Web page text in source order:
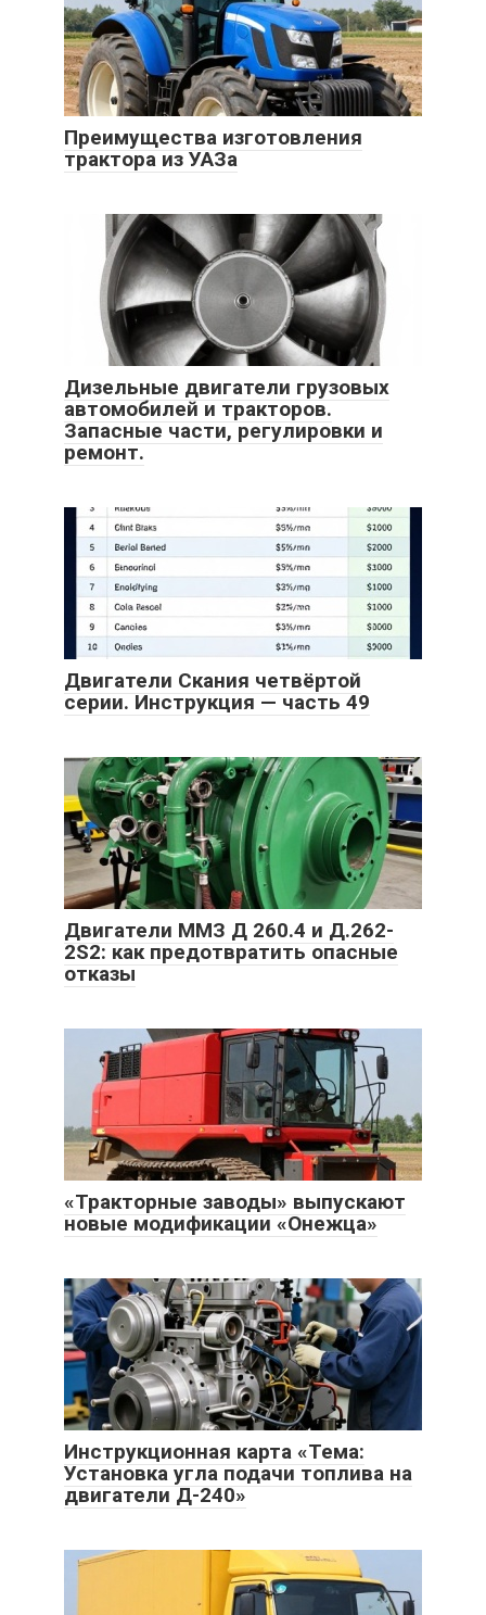
Преимущества изготовления
трактора из УАЗа
Дизельные двигатели грузовых
автомобилей и тракторов.
Запасные части, регулировки и
ремонт.
Двигатели Скания четвёртой
серии. Инструкция — часть 49
Двигатели ММЗ Д 260.4 и Д.262-
2S2: как предотвратить опасные
отказы
«Тракторные заводы» выпускают
новые модификации «Онежца»
Инструкционная карта «Тема:
Установка угла подачи топлива на
двигатели Д-240»